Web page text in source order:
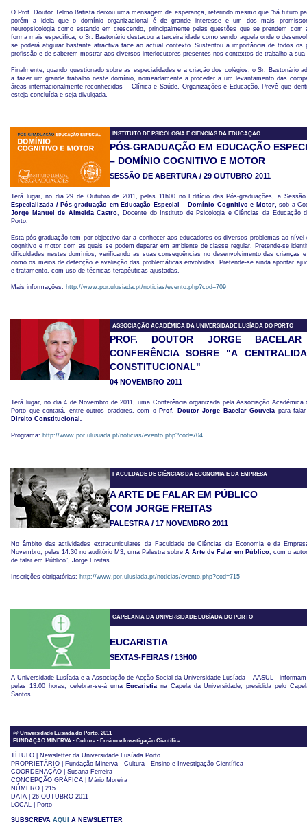
O Prof. Doutor Telmo Batista deixou uma mensagem de esperança, referindo mesmo que “há futuro
porém a ideia que o domínio organizacional é de grande interesse e um dos mais
neuropsicologia como estando em crescendo, principalmente pelas questões que se prendem com
forma mais específica, o Sr. Bastonário destacou a terceira idade como sendo aquela onde o
se poderá afigurar bastante atractiva face ao actual contexto. Sustentou a importância de todos os
profissão e de saberem mostrar aos diversos interlocutores presentes nos contextos de trabalho a sua
Finalmente, quando questionado sobre as especialidades e a criação dos colégios, o Sr. Bastonário
a fazer um grande trabalho neste domínio, nomeadamente a proceder a um levantamento das
áreas internacionalmente reconhecidas – Clínica e Saúde, Organizações e Educação. Prevê que
esteja concluída e seja divulgada.
INSTITUTO DE PSICOLOGIA E CIÊNCIAS DA EDUCAÇÃO
PÓS-GRADUAÇÃO EM EDUCAÇÃO
– DOMÍNIO COGNITIVO E MOTOR
SESSÃO DE ABERTURA / 29 OUTUBRO 2011
Terá lugar, no dia 29 de Outubro de 2011, pelas 11h00 no Edifício das Pós-graduações, a
Especializada / Pós-graduação em Educação Especial – Domínio Cognitivo e Motor,sob a
Jorge Manuel de Almeida Castro, Docente do Instituto de Psicologia e Ciências da Educação
Porto.
Esta pós-graduação tem por objectivo dar a conhecer aos educadores os diversos problemas ao
cognitivo e motor com as quais se podem deparar em ambiente de classe regular. Pretende-se
dificuldades nestes domínios, verificando as suas consequências no desenvolvimento das crianças
como os meios de detecção e avaliação das problemáticas envolvidas. Pretende-se ainda apontar
e tratamento, com uso de técnicas terapêuticas ajustadas.
Mais informações: http://www.por.ulusiada.pt/noticias/evento.php?cod=709
ASSOCIAÇÃO ACADÉMICA DA UNIVERSIDADE LUSÍADA DO PORTO
PROF. DOUTOR JORGE
CONFERÊNCIA SOBRE "A
CONSTITUCIONAL"
04 NOVEMBRO 2011
Terá lugar, no dia 4 de Novembro de 2011, uma Conferência organizada pela Associação Académica
Porto que contará, entre outros oradores, com o Prof. Doutor Jorge Bacelar Gouveia para
Direito Constitucional .
Programa: http://www.por.ulusiada.pt/noticias/evento.php?cod=704
FACULDADE DE CIÊNCIAS DA ECONOMIA E DA EMPRESA
A ARTE DE FALAR EM PÚBLICO
COM JORGE FREITAS
PALESTRA / 17 NOVEMBRO 2011
No âmbito das actividades extracurriculares da Faculdade de Ciências da Economia e da
Novembro, pelas 14:30 no auditório M3, uma Palestra sobre A Arte de Falar em Público, com o
de falar em Público”, Jorge Freitas.
Inscrições obrigatórias: http://www.por.ulusiada.pt/noticias/evento.php?cod=715
CAPELANIA DA UNIVERSIDADE LUSÍADA DO PORTO
EUCARISTIA
SEXTAS-FEIRAS / 13H00
A Universidade Lusíada e a Associação de Acção Social da Universidade Lusíada – AASUL -
pelas 13:00 horas, celebrar-se-á uma
Eucaristiana Capela da Universidade, presidida pelo
Santos.
@ Universidade Lusíada do Porto, 2011
FUNDAÇÃO MINERVA - Cultura - Ensino e Investigação Científica
TÍTULO | Newsletter da Universidade Lusíada Porto
PROPRIETÁRIO | Fundação Minerva - Cultura - Ensino e Investigação Científica
COORDENAÇÃO | Susana Ferreira
CONCEPÇÃO GRÁFICA | Mário Moreira
NÚMERO | 215
DATA | 26 OUTUBRO 2011
LOCAL | Porto
SUBSCREVA AQUI
A NEWSLETTER